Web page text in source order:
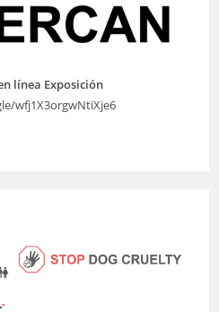
línea Exposición
wfj1X3orgwNtiXje6